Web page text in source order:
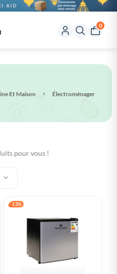
0
Et Maison
Électroménager
pour vous !
-13%